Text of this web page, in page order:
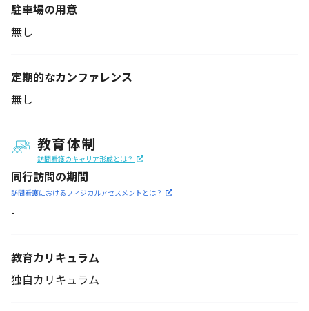
駐車場の用意
無し
定期的なカンファレンス
無し
教育体制
訪問看護のキャリア形成とは？
同行訪問の期間
訪問看護におけるフィジカルアセスメントとは？
-
教育カリキュラム
独自カリキュラム